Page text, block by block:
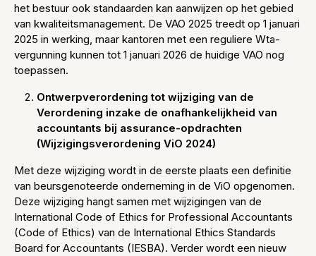
het bestuur ook standaarden kan aanwijzen op het gebied
van kwaliteitsmanagement. De VAO 2025 treedt op 1 januari
2025 in werking, maar kantoren met een reguliere Wta-
vergunning kunnen tot 1 januari 2026 de huidige VAO nog
toepassen.
Ontwerpverordening tot wijziging van de
Verordening inzake de onafhankelijkheid van
accountants bij assurance-opdrachten
(Wijzigingsverordening ViO 2024)
Met deze wijziging wordt in de eerste plaats een definitie
van beursgenoteerde onderneming in de ViO opgenomen.
Deze wijziging hangt samen met wijzigingen van de
International Code of Ethics for Professional Accountants
(Code of Ethics) van de International Ethics Standards
Board for Accountants (IESBA). Verder wordt een nieuw